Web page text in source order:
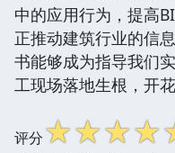
中的应用行为，提高
正推动建筑行业的信
书能够成为指导我们
工现场落地生根，开花
评分☆☆☆☆